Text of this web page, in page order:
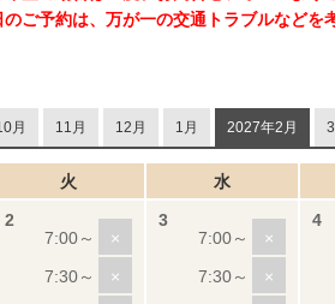
ご予約は、万が一の交通トラブルなどを
月 11月 12月 1月 2027年2月
火 水
×
×
×
×